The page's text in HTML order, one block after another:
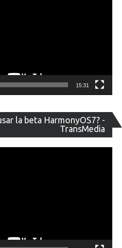
15:31
la beta HarmonyOS7? -
TransMedia
de